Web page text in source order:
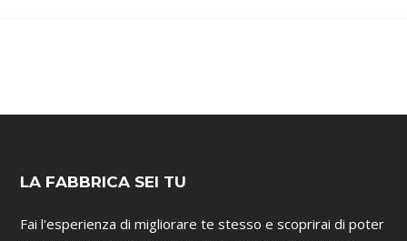
LA FABBRICA SEI TU
Fai l'esperienza di migliorare te stesso e scoprirai di poter